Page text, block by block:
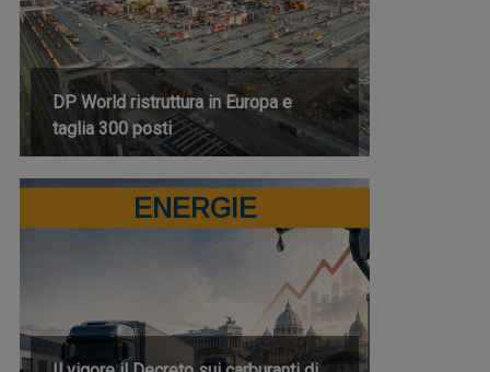
DP World ristruttura in Europa e
taglia 300 posti
ENERGIE